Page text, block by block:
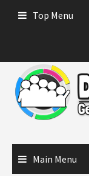
Top Menu
Main Menu